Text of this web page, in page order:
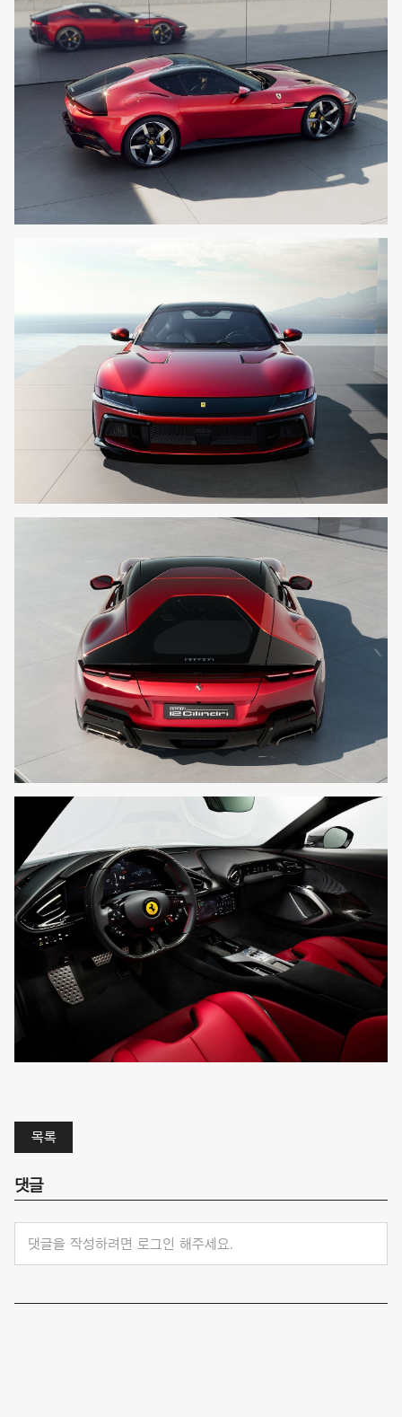
목록
댓글
댓글을 작성하려면 로그인 해주세요.